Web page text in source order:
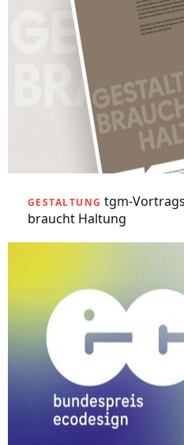
GESTALTUNG tgm-
braucht Haltung